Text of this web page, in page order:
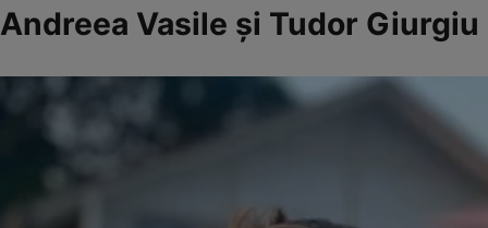
Andreea Vasile și Tudor